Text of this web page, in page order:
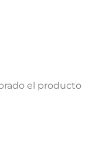
el producto